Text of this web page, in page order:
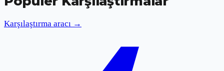
Karşılaştırma aracı →